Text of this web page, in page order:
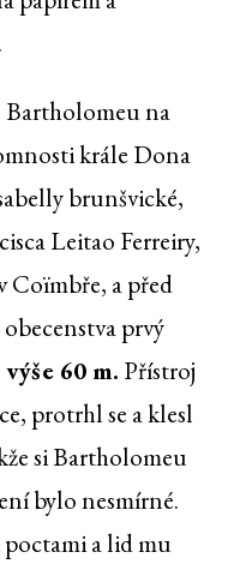
Bartholomeu na
krále Dona
brunšvické,
Leitao Ferreiry,
Coïmbře, a před
prvý
60 m. Přístroj
protrhl se a klesl
si Bartholomeu
bylo nesmírné.
poctami a lid mu